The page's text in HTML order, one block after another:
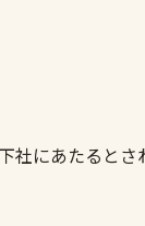
社にあたると